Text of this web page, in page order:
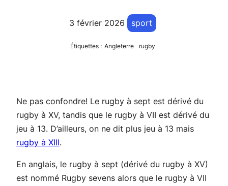
3 février 2026 sport
Étiquettes : Angleterre rugby
Ne pas confondre! Le rugby à sept est dérivé du
rugby à XV, tandis que le rugby à VII est dérivé du
jeu à 13. D’ailleurs, on ne dit plus jeu à 13 mais
rugby à XIII.
En anglais, le rugby à sept (dérivé du rugby à XV)
est nommé Rugby sevens alors que le rugby à VII